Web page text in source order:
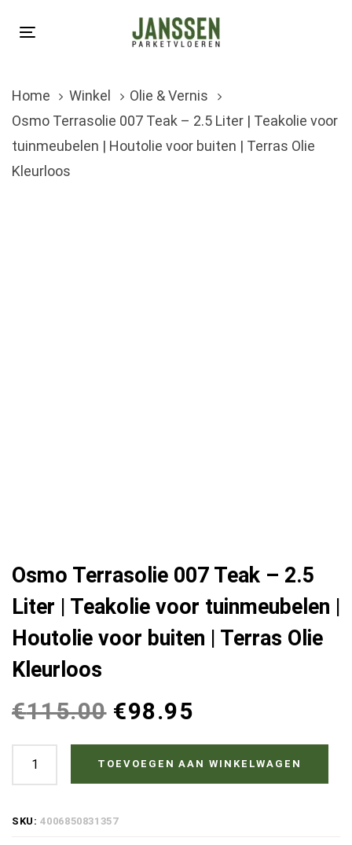
links
navigation
Skip
content
Toggle
Home
Winkel
Olie & Vernis
Osmo Terrasolie 007 Teak – 2.5 Liter | Teakolie voor
tuinmeubelen | Houtolie voor buiten | Terras Olie
Kleurloos
Osmo Terrasolie 007 Teak – 2.5
Liter | Teakolie voor tuinmeubelen |
Houtolie voor buiten | Terras Olie
Kleurloos
€115.00 €98.95
Osmo
Terrasolie
TOEVOEGEN AAN WINKELWAGEN
SKU:4006850831357